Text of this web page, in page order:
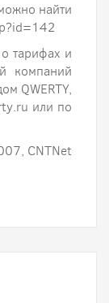
найти
тарифах и
компаний
QWERTY,
или по
CNTNet